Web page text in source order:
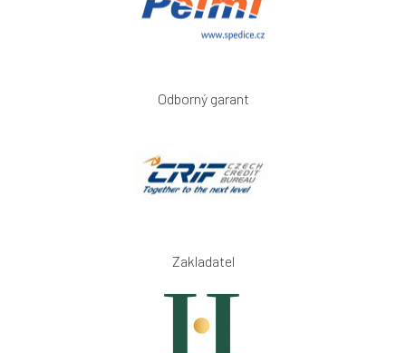
Odborný garant
Zakladatel